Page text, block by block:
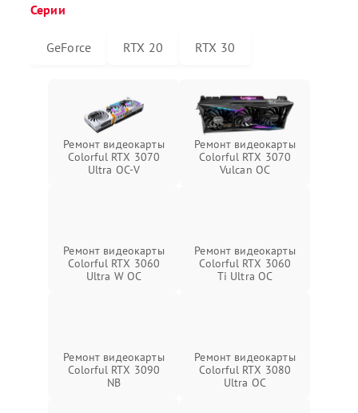
Серии
GeForce RTX 20 RTX 30
Ремонт видеокарты
Colorful RTX 3070
Ultra OC-V
Ремонт видеокарты
Colorful RTX 3070
Vulcan OC
Ремонт видеокарты
Colorful RTX 3060
Ultra W OC
Ремонт видеокарты
Colorful RTX 3060
Ti Ultra OC
Ремонт видеокарты
Colorful RTX 3090
NB
Ремонт видеокарты
Colorful RTX 3080
Ultra OC